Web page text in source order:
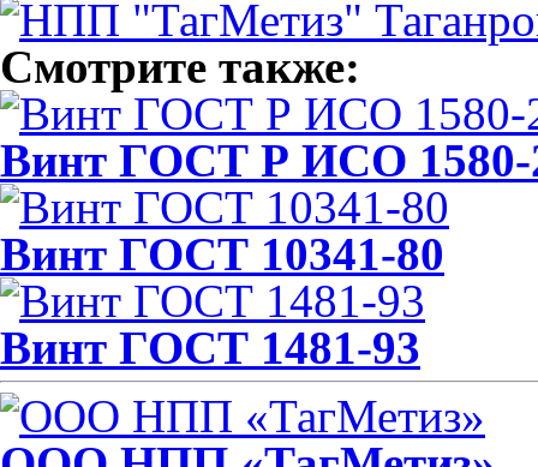
Смотрите также:
Винт ГОСТ Р ИСО 1580-
Винт ГОСТ 10341-80
Винт ГОСТ 1481-93